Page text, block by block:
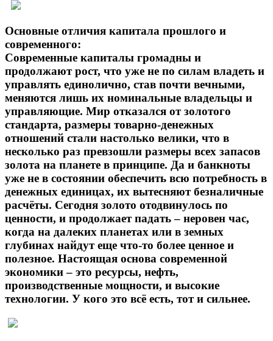
Основные отличия капитала прошлого и
современного:
Современные капиталы громадны и
продолжают рост, что уже не по силам владеть и
управлять единолично, став почти вечными,
меняются лишь их номинальные владельцы и
управляющие. Мир отказался от золотого
стандарта, размеры товарно-денежных
отношений стали настолько велики, что в
несколько раз превзошли размеры всех запасов
золота на планете в принципе. Да и банкноты
уже не в состоянии обеспечить всю потребность в
денежных единицах, их вытесняют безналичные
расчёты. Сегодня золото отодвинулось по
ценности, и продолжает падать – неровен час,
когда на далеких планетах или в земных
глубинах найдут еще что-то более ценное и
полезное. Настоящая основа современной
экономики – это ресурсы, нефть,
производственные мощности, и высокие
технологии. У кого это всё есть, тот и сильнее.